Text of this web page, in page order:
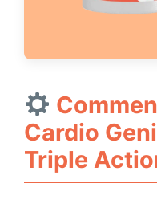
Cardio
Triple